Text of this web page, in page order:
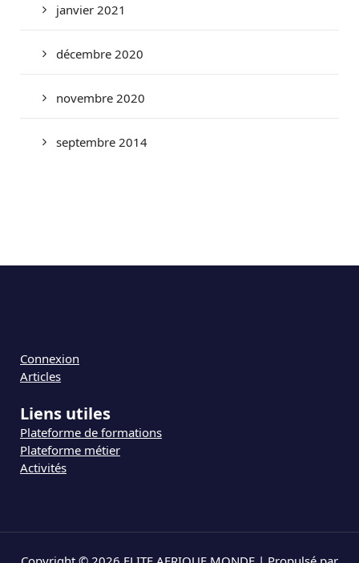
janvier 2021
décembre 2020
novembre 2020
septembre 2014
Connexion
Articles
Liens utiles
Plateforme de formations
Plateforme métier
Activités